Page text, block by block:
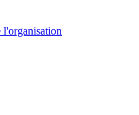
l'organisation